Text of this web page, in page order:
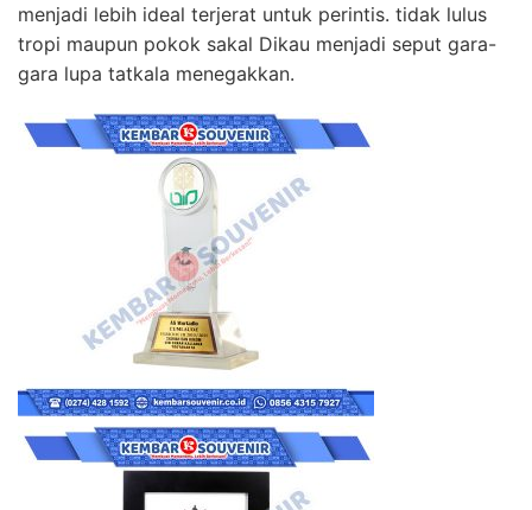
menjadi lebih ideal terjerat untuk perintis. tidak lulus
tropi maupun pokok sakal Dikau menjadi seput gara-
gara lupa tatkala menegakkan.